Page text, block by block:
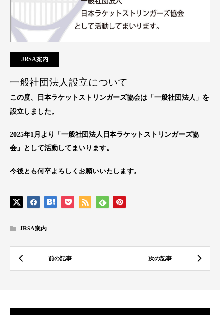
JRSA案内
一般社団法人設立について
この度、日本ラケットストリンガーズ協会は「一般社団法人」を
設立しました。
2025年1月より「一般社団法人日本ラケットストリンガーズ協
会」として活動してまいります。
今後とも何卒よろしくお願いいたします。
JRSA案内